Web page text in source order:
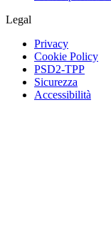
Legal
Privacy
Cookie Policy
PSD2-TPP
Sicurezza
Accessibilità